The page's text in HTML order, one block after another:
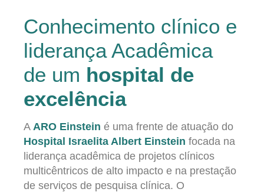
Conhecimento clínico e
liderança Acadêmica
de um hospital de
excelência
A ARO Einstein é uma frente de atuação do
Hospital Israelita Albert Einstein focada na
liderança acadêmica de projetos clínicos
multicêntricos de alto impacto e na prestação
de serviços de pesquisa clínica. O